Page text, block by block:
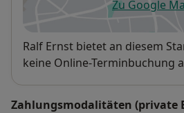
Zu Google
Verfügbarkeit
Ralf Ernst bietet an diesem
keine Online-Terminbuchung
Zahlungsmodalitäten (private